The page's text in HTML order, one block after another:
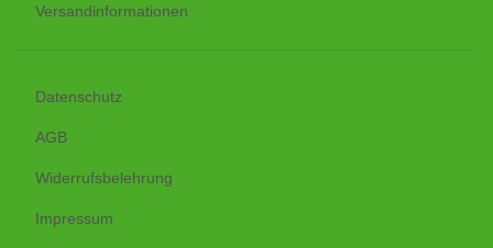
Versandinformationen
Datenschutz
AGB
Widerrufsbelehrung
Impressum